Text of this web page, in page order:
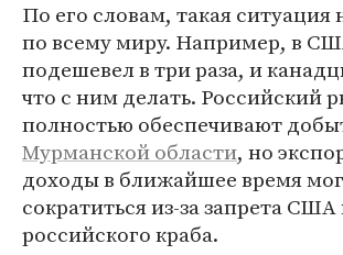
По его словам, такая ситуация
по всему миру. Например, в
подешевел в три раза, и
что с ним делать. Российский
полностью обеспечивают
Мурманской области, но
доходы в ближайшее время
сократиться из-за запрета
российского краба.